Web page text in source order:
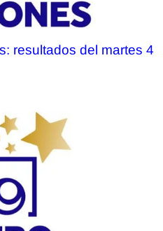
resultados del martes 4